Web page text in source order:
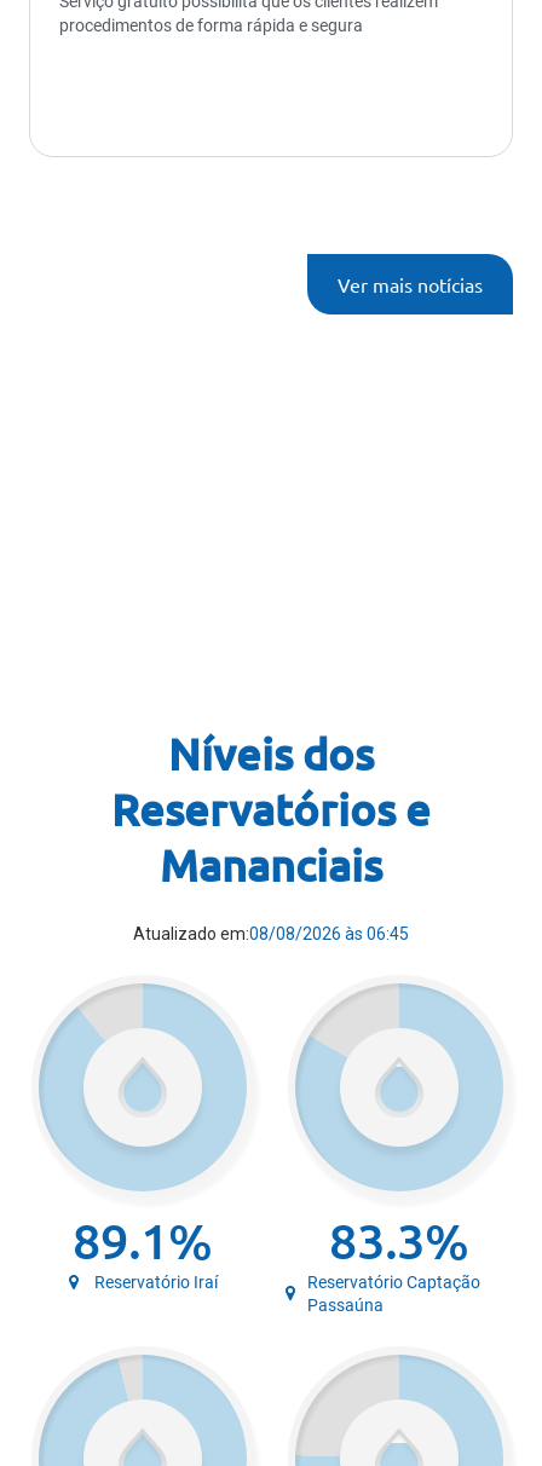
procedimentos de forma rápida e segura
Ver mais notícias
Níveis dos
Reservatórios e
Mananciais
Atualizado em:08/08/2026 às 06:45
89.1%
Reservatório Iraí
83.3%
Reservatório Captação
Passaúna